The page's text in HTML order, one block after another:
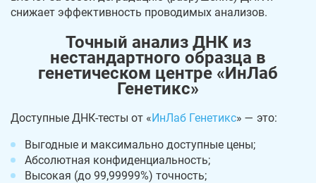
снижает эффективность проводимых анализов.
Точный анализ ДНК из
нестандартного образца в
генетическом центре «ИнЛаб
Генетикс»
Доступные ДНК-тесты от «ИнЛаб Генетикс» — это:
Выгодные и максимально доступные цены;
Абсолютная конфиденциальность;
Высокая (до 99,99999%) точность;